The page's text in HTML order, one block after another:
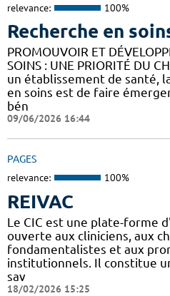
relevance: 100%
Recherche en
PROMOUVOIR ET
SOINS : UNE PRIORITÉ DU
un établissement de santé,
en soins est de faire
bén
09/06/2026 16:44
PAGES
relevance: 100%
REIVAC
Le CIC est une plate-forme
ouverte aux cliniciens, aux
fondamentalistes et aux
institutionnels. Il constitue
sav
18/02/2026 15:25